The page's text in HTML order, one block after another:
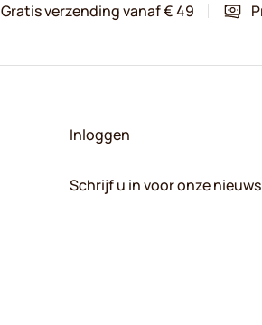
Gratis verzending vanaf € 49
Inloggen
Schrijf u in voor onze